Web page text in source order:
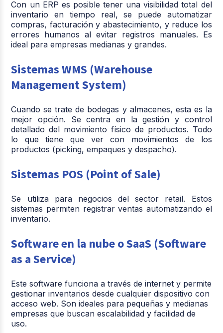
Con un ERP es posible tener una visibilidad total del
inventario en tiempo real, se puede automatizar
compras, facturación y abastecimiento, y reduce los
errores humanos al evitar registros manuales. Es
ideal para empresas medianas y grandes.
Sistemas WMS (Warehouse
Management System)
Cuando se trate de bodegas y almacenes, esta es la
mejor opción. Se centra en la gestión y control
detallado del movimiento físico de productos. Todo
lo que tiene que ver con movimientos de los
productos (picking, empaques y despacho).
Sistemas POS (Point of Sale)
Se utiliza para negocios del sector retail. Estos
sistemas permiten registrar ventas automatizando el
inventario.
Software en la nube o SaaS (Software
as a Service)
Este software funciona a través de internet y permite
gestionar inventarios desde cualquier dispositivo con
acceso web. Son ideales para pequeñas y medianas
empresas que buscan escalabilidad y facilidad de
uso.